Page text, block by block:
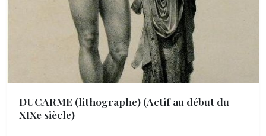
DUCARME (lithographe) (Actif au début du
XIXe siècle)